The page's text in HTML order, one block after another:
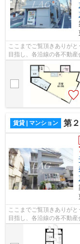
ここまでご覧頂きありが
目指し、各沿線の各不動産
様へ提供しております！最
賃貸 | マンション 第
ここまでご覧頂きありが
目指し、各沿線の各不動
様へ提供しております！最